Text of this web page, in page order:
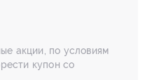
акции, по условиям
купон со